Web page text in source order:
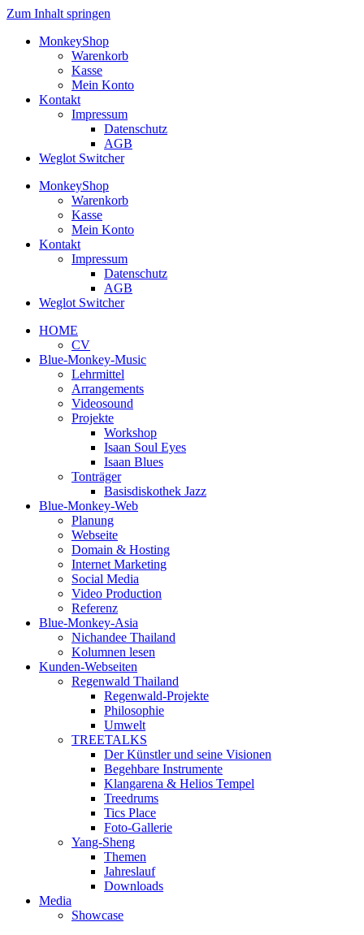
Zum Inhalt springen
MonkeyShop
Warenkorb
Kasse
Mein Konto
Kontakt
Impressum
Datenschutz
AGB
Weglot Switcher
MonkeyShop
Warenkorb
Kasse
Mein Konto
Kontakt
Impressum
Datenschutz
AGB
Weglot Switcher
HOME
CV
Blue-Monkey-Music
Lehrmittel
Arrangements
Videosound
Projekte
Workshop
Isaan Soul Eyes
Isaan Blues
Tonträger
Basisdiskothek Jazz
Blue-Monkey-Web
Planung
Webseite
Domain & Hosting
Internet Marketing
Social Media
Video Production
Referenz
Blue-Monkey-Asia
Nichandee Thailand
Kolumnen lesen
Kunden-Webseiten
Regenwald Thailand
Regenwald-Projekte
Philosophie
Umwelt
TREETALKS
Der Künstler und seine Visionen
Begehbare Instrumente
Klangarena & Helios Tempel
Treedrums
Tics Place
Foto-Gallerie
Yang-Sheng
Themen
Jahreslauf
Downloads
Media
Showcase